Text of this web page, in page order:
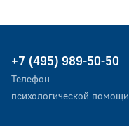
+7 (495) 989-50-50
Телефон
психологической помощи